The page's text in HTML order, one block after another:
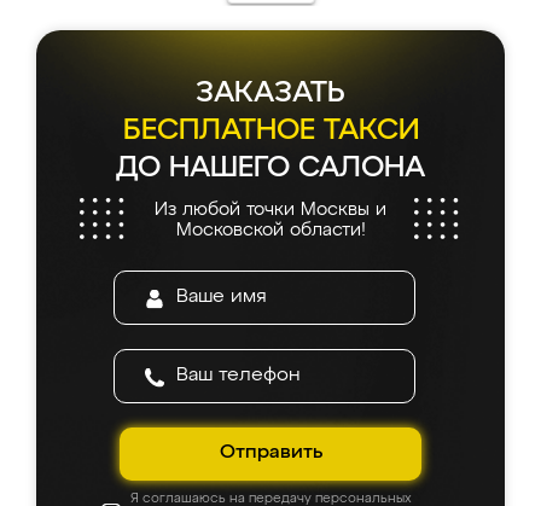
ЗАКАЗАТЬ
БЕСПЛАТНОЕ ТАКСИ
ДО НАШЕГО САЛОНА
Из любой точки Москвы и
Московской области!
Отправить
Я соглашаюсь на передачу персональных